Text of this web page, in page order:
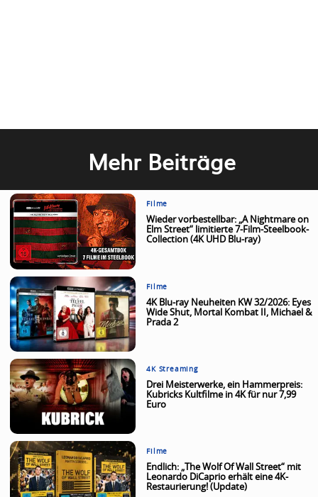
Mehr Beiträge
Filme
Wieder vorbestellbar: „A Nightmare on
Elm Street“ limitierte 7-Film-Steelbook-
Collection (4K UHD Blu-ray)
Filme
4K Blu-ray Neuheiten KW 32/2026: Eyes
Wide Shut, Mortal Kombat II, Michael &
Prada 2
4K Streaming
Drei Meisterwerke, ein Hammerpreis:
Kubricks Kultfilme in 4K für nur 7,99
Euro
Filme
Endlich: „The Wolf Of Wall Street“ mit
Leonardo DiCaprio erhält eine 4K-
Restaurierung! (Update)